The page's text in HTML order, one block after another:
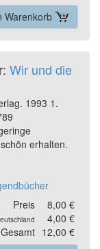
Warenkorb
Wir und die
1993 1.
erhalten.
Preis
8,00 €
4,00 €
Gesamt 12,00 €